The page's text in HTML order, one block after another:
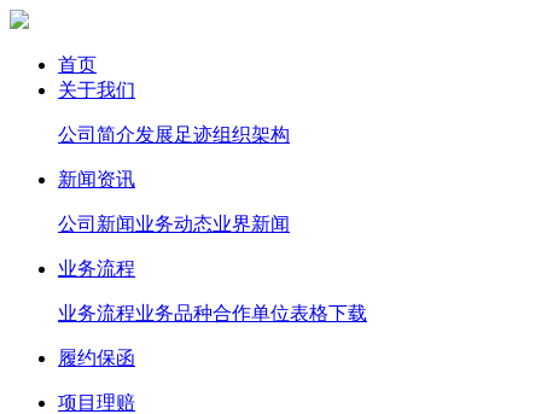
首页
关于我们
公司简介发展足迹组织架构
新闻资讯
公司新闻业务动态业界新闻
业务流程
业务流程业务品种合作单位表格下载
履约保函
项目理赔